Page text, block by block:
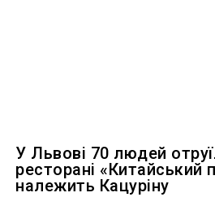
У Львові 70 людей
ресторані «Китайський
належить Кацуріну